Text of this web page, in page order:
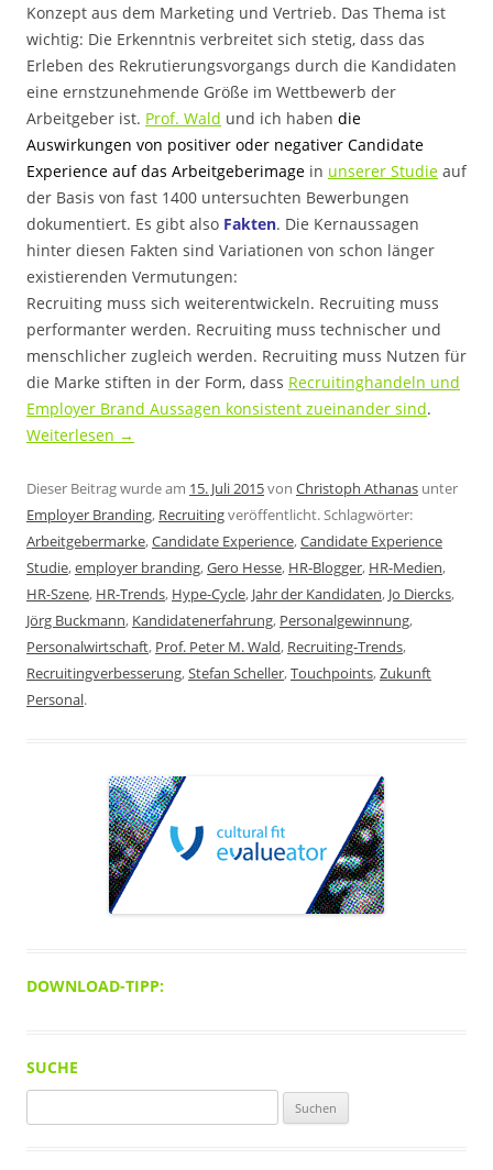
Konzept aus dem Marketing und Vertrieb. Das Thema ist
wichtig: Die Erkenntnis verbreitet sich stetig, dass das
Erleben des Rekrutierungsvorgangs durch die Kandidaten
eine ernstzunehmende Größe im Wettbewerb der
Arbeitgeber ist. Prof. Wald und ich haben die
Auswirkungen von positiver oder negativer Candidate
Experience auf das Arbeitgeberimage in unserer Studie auf
der Basis von fast 1400 untersuchten Bewerbungen
dokumentiert. Es gibt also Fakten. Die Kernaussagen
hinter diesen Fakten sind Variationen von schon länger
existierenden Vermutungen:
Recruiting muss sich weiterentwickeln. Recruiting muss
performanter werden. Recruiting muss technischer und
menschlicher zugleich werden. Recruiting muss Nutzen für
die Marke stiften in der Form, dass Recruitinghandeln und
Employer Brand Aussagen konsistent zueinander sind.
Weiterlesen →
Dieser Beitrag wurde am 15. Juli 2015von Christoph Athanas unter
Employer Branding, Recruitingveröffentlicht. Schlagwörter:
Arbeitgebermarke,Candidate Experience,Candidate Experience
Studie,employer branding,Gero Hesse, HR-Blogger, HR-Medien,
HR-Szene, HR-Trends, Hype-Cycle, Jahr der Kandidaten, Jo Diercks,
Jörg Buckmann, Kandidatenerfahrung, Personalgewinnung,
Personalwirtschaft, Prof. Peter M. Wald, Recruiting-Trends,
Recruitingverbesserung,Stefan Scheller,Touchpoints,Zukunft
Personal.
DOWNLOAD-TIPP:
SUCHE
nach: